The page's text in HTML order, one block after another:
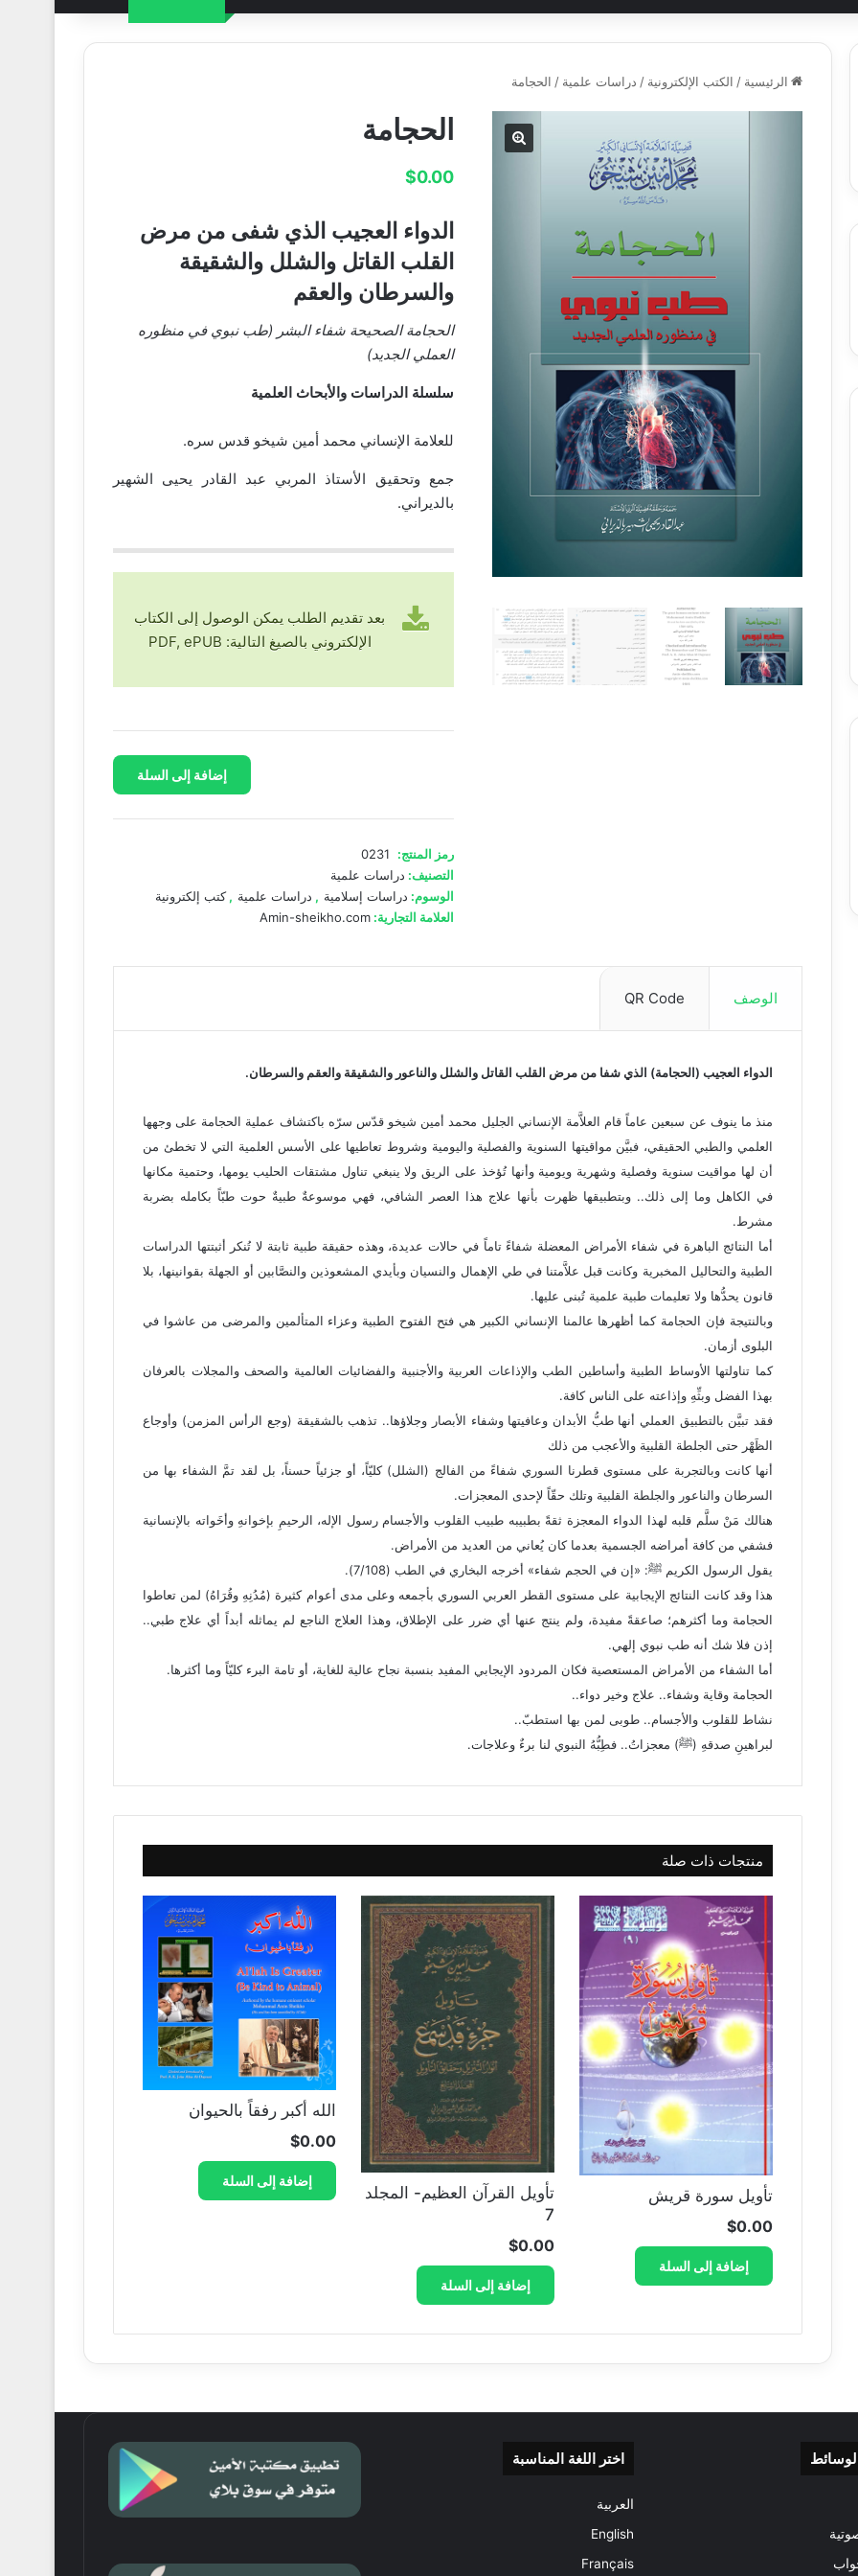
الرئيسية / الكتب الإلكترونية / دراسات علمية / الحجامة
الحجامة
$0.00
الدواء العجيب الذي شفى من مرض
القلب القاتل والشلل والشقيقة
والسرطان والعقم
الحجامة الصحيحة شفاء البشر (طب نبوي في منظوره
العملي الجديد)
سلسلة الدراسات والأبحاث العلمية
للعلامة الإنساني محمد أمين شيخو قدس سره.
جمع وتحقيق الأستاذ المربي عبد القادر يحيى الشهير
بالديراني.
بعد تقديم الطلب يمكن الوصول إلى الكتاب
الإلكتروني بالصيغ التالية: PDF, ePUB
إضافة إلى السلة
رمز المنتج:
0231
التصنيف: دراسات علمية
الوسوم: دراسات إسلامية , دراسات علمية ,كتب إلكترونية
العلامة التجارية: Amin-sheikho.com
الوصف QR Code
الدواء العجيب (الحجامة) الذي شفا من مرض القلب القاتل والشلل والناعور والشقيقة والعقم والسرطان.
منذ ما ينوف عن سبعين عاماً قام العلاَّمة الإنساني الجليل محمد أمين شيخو قدّس سرّه باكتشاف عملية الحجامة على وجهها
العلمي والطبي الحقيقي، فبيَّن مواقيتها السنوية والفصلية واليومية وشروط تعاطيها على الأسس العلمية التي لا تخطئ من
أن لها مواقيت سنوية وفصلية وشهرية ويومية وأنها تُؤخذ على الريق ولا ينبغي تناول مشتقات الحليب يومها، وحتمية مكانها
في الكاهل وما إلى ذلك.. وبتطبيقها ظهرت بأنها علاج هذا العصر الشافي، فهي موسوعةٌ طبيةٌ حوت طبّاً بكامله بضربة
مشرط.
أما النتائج الباهرة في شفاء الأمراض المعضلة شفاءً تاماً في حالات عديدة، وهذه حقيقة طبية ثابتة لا تُنكر أثبتتها الدراسات
الطبية والتحاليل المخبرية وكانت قبل علاَّمتنا في طي الإهمال والنسيان وبأيدي المشعوذين والنصَّابين أو الجهلة بقوانينها، بلا
قانون يحدُّها ولا تعليمات طبية علمية تُبنى عليها.
وبالنتيجة فإن الحجامة كما أظهرها عالمنا الإنساني الكبير هي فتح الفتوح الطبية وعزاء المتألمين والمرضى من عاشوا في
البلوى أزمان.
كما تناولتها الأوساط الطبية وأساطين الطب والإذاعات العربية والأجنبية والفضائيات العالمية والصحف والمجلات بالعرفان
بهذا الفضل وبثِّهِ وإذاعته على الناس كافة.
فقد تبيَّن بالتطبيق العملي أنها طبُّ الأبدان وعافيتها وشفاء الأبصار وجلاؤها.. تذهب بالشقيقة (وجع الرأس المزمن) وأوجاع
الظَهْر حتى الجلطة القلبية والأعجب من ذلك
أنها كانت وبالتجربة على مستوى قطرنا السوري شفاءً من الفالج (الشلل) كليّاً، أو جزئياً حسناً، بل لقد تمَّ الشفاء بها من
السرطان والناعور والجلطة القلبية وتلك حقّاً لإحدى المعجزات.
هنالك مَنْ سلَّم قلبه لهذا الدواء المعجزة ثقةً بطبيبه طبيب القلوب والأجسام رسول الإله، الرحيمِ بإخوانهِ وأخَواته بالإنسانية
فشفي من كافة أمراضه الجسمية بعدما كان يُعاني من العديد من الأمراض.
يقول الرسول الكريم ﷺ: «إن في الحجم شفاء» أخرجه البخاري في الطب (7/108).
هذا وقد كانت النتائج الإيجابية على مستوى القطر العربي السوري بأجمعه وعلى مدى أعوام كثيرة (مُدُنِهِ وقُرَاهُ) لمن تعاطوا
الحجامة وما أكثرهم؛ صاعقةً مفيدة، ولم ينتج عنها أي ضرر على الإطلاق، وهذا العلاج الناجع لم يماثله أبداً أي علاج طبي..
إذن فلا شك أنه طب نبوي إلهي.
أما الشفاء من الأمراض المستعصية فكان المردود الإيجابي المفيد بنسبة نجاح عالية للغاية، أو تامة البرء كليّاً وما أكثرها.
الحجامة وقاية وشفاء.. علاج وخير دواء..
نشاط للقلوب والأجسام.. طوبى لمن بها استطبّ..
لبراهينِ صدقهِ (ﷺ) معجزاتُ.. فطِبُّهُ النبوي لنا برءٌ وعلاجات.
منتجات ذات صلة
تأويل سورة قريش
$0.00
إضافة إلى السلة
تأويل القرآن العظيم- المجلد
7
$0.00
إضافة إلى السلة
الله أكبر رفقاً بالحيوان
$0.00
إضافة إلى السلة
اختر اللغة المناسبة
العربية
English
Français